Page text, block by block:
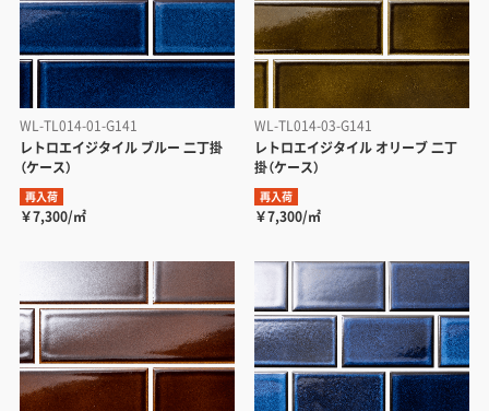
WL-TL014-01-G141
レトロエイジタイル ブルー 二丁掛
（ケース）
再入荷
￥7,300/㎡
WL-TL014-03-G141
レトロエイジタイル オリーブ 二丁
掛（ケース）
再入荷
￥7,300/㎡